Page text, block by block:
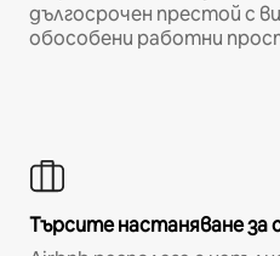
дългосрочен престой с
обособени работни
Търсите настаняване за